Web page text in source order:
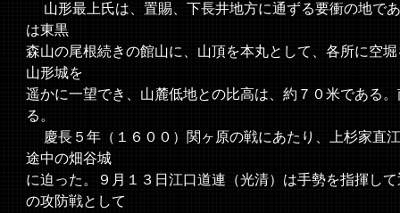
山形最上氏は、置賜、下長井地方に通ずる要衝の地で
は東黒
森山の尾根続きの館山に、山頂を本丸として、各所に空
山形城を
遥かに一望でき、山麓低地との比高は、約７０米である
る。
慶長５年（１６００）関ヶ原の戦にあたり、上杉家直
途中の畑谷城
に迫った。９月１３日江口道連（光清）は手勢を指揮し
の攻防戦として